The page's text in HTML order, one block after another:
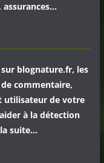
blognature.fr, les
commentaire,
utilisateur de votre
à la détection
suite…